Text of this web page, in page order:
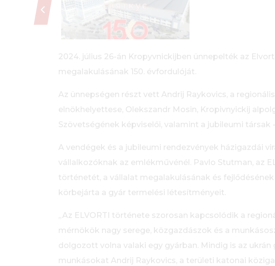
2024. július 26-án Kropyvnickijben ünnepelték az
megalakulásának 150. évfordulóját.
Az ünnepségen részt vett Andrij Raykovics, a
elnökhelyettese, Olekszandr Mosin, Kropivnyickij
Szövetségének képviselői, valamint a jubileumi társak
A vendégek és a jubileumi rendezvények házigazdái
vállalkozóknak az emlékművénél. Pavlo Stutman, az
történetét, a vállalat megalakulásának és
körbejárta a gyár termelési létesítményeit.
„Az ELVORTI története szorosan kapcsolódik a
mérnökök nagy serege, közgazdászok és a
dolgozott volna valaki egy gyárban. Mindig is az
munkásokat Andrij Raykovics, a területi katonai